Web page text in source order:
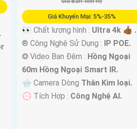
Giá Khuyến Mại: 5%-35%
👀 Chất lượng hình : Ultra 4k 👍🏾 .
®️ Công Nghệ Sử Dụng : IP POE.
❂ Video Ban Đêm : Hồng Ngoại
60m Hồng Ngoại Smart IR.
🌧️ Camera Dòng Thân Kim loại.
️💮 Tích Hợp : Công Nghệ AI.